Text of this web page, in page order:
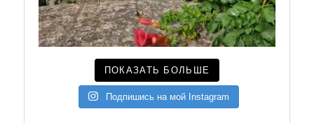
ПОКАЗАТЬ БОЛЬШЕ
Подпишись на мой Instagram